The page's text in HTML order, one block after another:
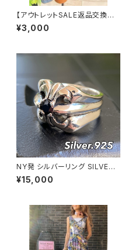
【アウトレットSALE返品交換不
可8/20まで】イタリア/ITALYイ
ンポート 大判ストール・SILK F
¥3,000
NY発 シルバーリング SILVER9
25 百合 王冠 フローラルリング
ブラックストーン 指輪
¥15,000